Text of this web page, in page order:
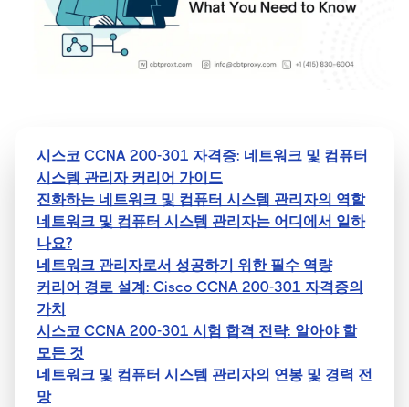
시스코 CCNA 200-301 자격증: 네트워크 및 컴퓨터
시스템 관리자 커리어 가이드
진화하는 네트워크 및 컴퓨터 시스템 관리자의 역할
네트워크 및 컴퓨터 시스템 관리자는 어디에서 일하
나요?
네트워크 관리자로서 성공하기 위한 필수 역량
커리어 경로 설계: Cisco CCNA 200-301 자격증의
가치
시스코 CCNA 200-301 시험 합격 전략: 알아야 할
모든 것
네트워크 및 컴퓨터 시스템 관리자의 연봉 및 경력 전
망